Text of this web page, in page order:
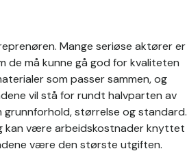
Mange seriøse aktører er
de må kunne gå god for kvaliteten
som passer sammen, og
vil stå for rundt halvparten av
størrelse og standard.
kan være arbeidskostnader knyttet
være den største utgiften.